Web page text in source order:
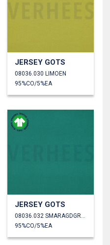
JERSEY GOTS
08036.030 LIMOEN
95%CO/5%EA
JERSEY GOTS
08036.032 SMARAGDGROEN
95%CO/5%EA